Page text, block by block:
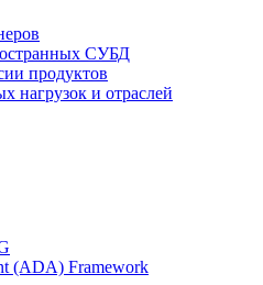
СУБД
продуктов
нагрузок и отраслей
(ADA) Framework